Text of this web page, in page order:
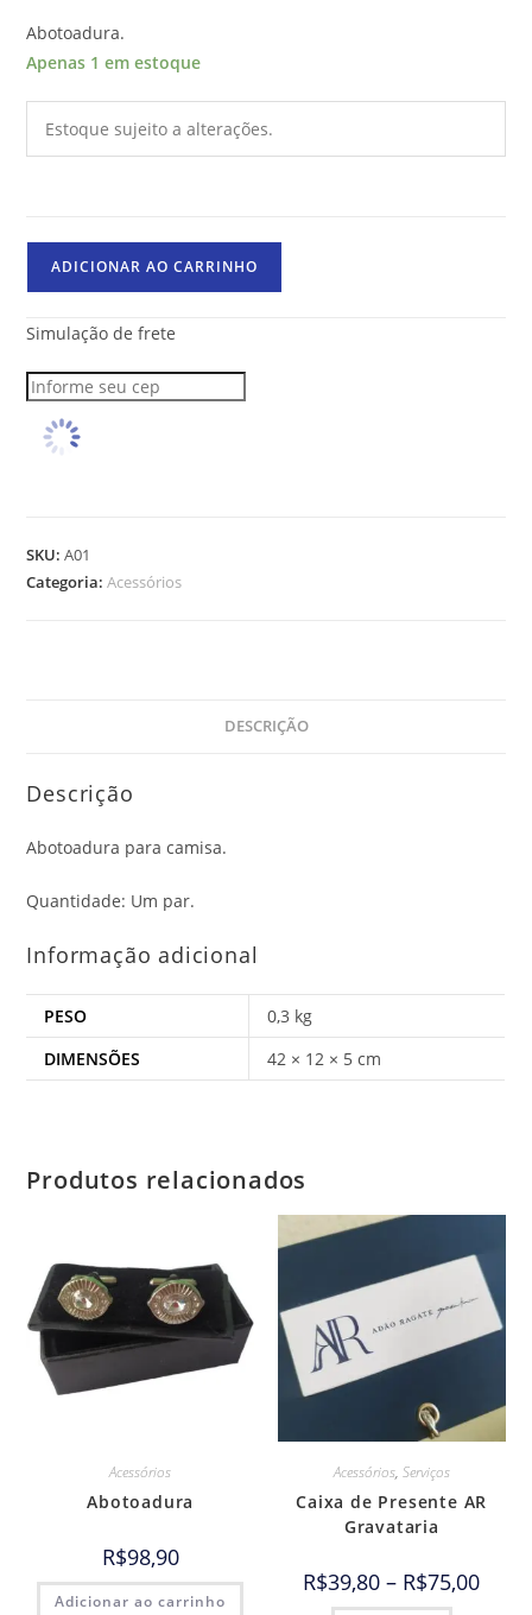
Abotoadura.
Apenas 1 em estoque
Estoque sujeito a alterações.
ADICIONAR AO CARRINHO
Simulação de frete
SKU:A01
Categoria:Acessórios
DESCRIÇÃO
Descrição
Abotoadura para camisa.
Quantidade: Um par.
Informação adicional
PESO
0,3 kg
DIMENSÕES
42 × 12 × 5 cm
Produtos relacionados
Acessórios
Abotoadura
R$98,90
Adicionar ao carrinho
Acessórios, Serviços
Caixa de Presente AR
Gravataria
R$39,80 – R$75,00